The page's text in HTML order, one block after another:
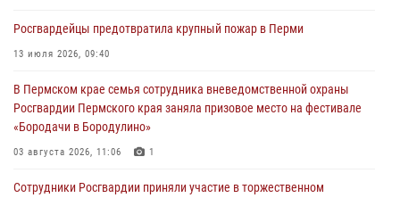
30 июля 2026, 05:19
богослужении в Перми
28 июля 2026, 10:44
Росгвардейцы оказали силовую поддержку при задержании
Росгвардейцы предотвратила крупный пожар в Перми
13 июля 2026, 09:40
В Пермском крае семья сотрудника вневедомственной охраны
Росгвардии Пермского края заняла призовое место на фестивале
«Бородачи в Бородулино»
03 августа 2026, 11:06 1
Сотрудники Росгвардии приняли участие в торжественном